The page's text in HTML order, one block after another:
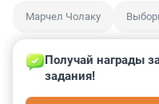
Марчел Чолаку
Получай награды
задания!